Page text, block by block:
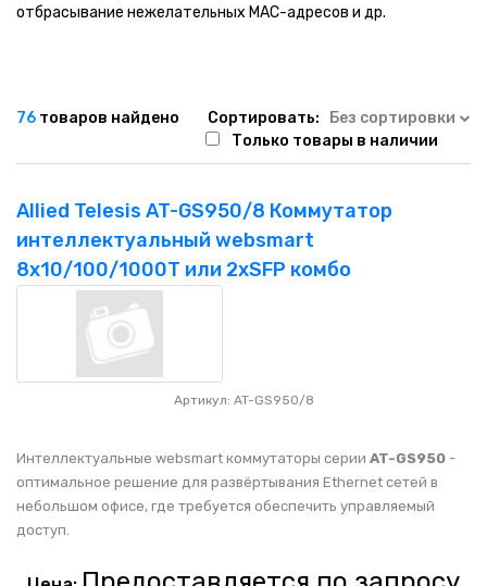
отбрасывание нежелательных МАС-адресов и др.
76 товаров найдено Сортировать:
Без сортировки
Только товары в наличии
Allied Telesis AT-GS950/8 Коммутатор
интеллектуальный websmart
8x10/100/1000T или 2xSFP комбо
Артикул: AT-GS950/8
Интеллектуальные websmart коммутаторы серии AT-GS950 -
оптимальное решение для развёртывания Ethernet сетей в
небольшом офисе, где требуется обеспечить управляемый
доступ.